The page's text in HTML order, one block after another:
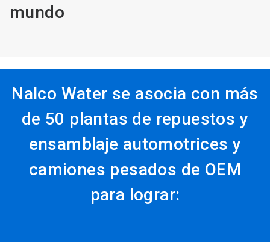
mundo
Nalco Water se asocia con más
de 50 plantas de repuestos y
ensamblaje automotrices y
camiones pesados de OEM
para lograr: